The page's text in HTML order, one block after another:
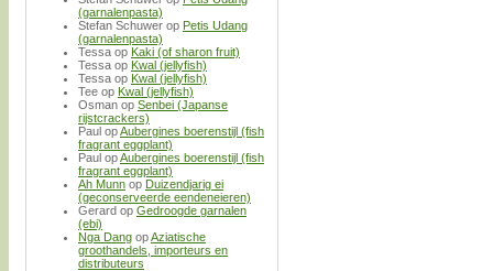
(garnalenpasta)
Stefan Schuwer op Petis Udang
(garnalenpasta)
Tessa op Kaki (of sharon fruit)
Tessa op Kwal (jellyfish)
Tessa op Kwal (jellyfish)
Tee op Kwal (jellyfish)
Osman op Senbei (Japanse
rijstcrackers)
Paul opAubergines boerenstijl (fish
fragrant eggplant)
Paul opAubergines boerenstijl (fish
fragrant eggplant)
Ah Munn op Duizendjarig ei
(geconserveerde eendeneieren)
Gerard op Gedroogde garnalen
(ebi)
Nga Dang opAziatische
groothandels, importeurs en
distributeurs